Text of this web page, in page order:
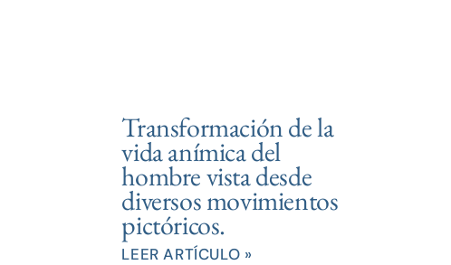
Transformación de la
vida anímica del
hombre vista desde
diversos movimientos
pictóricos.
LEER ARTÍCULO »